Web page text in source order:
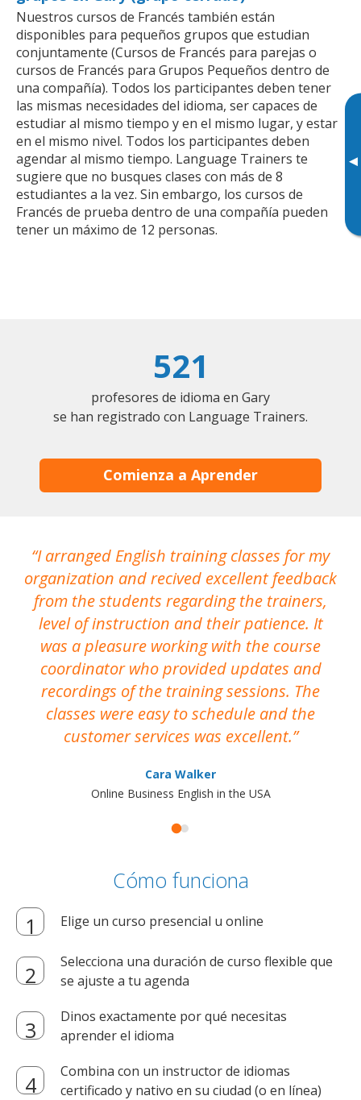
▸
Nuestros cursos de Francés también están
disponibles para pequeños grupos que estudian
conjuntamente (Cursos de Francés para parejas o
cursos de Francés para Grupos Pequeños dentro de
una compañía). Todos los participantes deben tener
las mismas necesidades del idioma, ser capaces de
estudiar al mismo tiempo y en el mismo lugar, y estar
en el mismo nivel. Todos los participantes deben
agendar al mismo tiempo. Language Trainers te
sugiere que no busques clases con más de 8
estudiantes a la vez. Sin embargo, los cursos de
Francés de prueba dentro de una compañía pueden
tener un máximo de 12 personas.
521
profesores de idioma en Gary
se han registrado con Language Trainers.
Comienza a Aprender
I arranged English training classes for my
organization and recived excellent feedback
from the students regarding the trainers,
level of instruction and their patience. It
was a pleasure working with the course
coordinator who provided updates and
recordings of the training sessions. The
classes were easy to schedule and the
customer services was excellent.
Cara Walker
Online Business English in the USA
Cómo funciona
Elige un curso presencial u online
Selecciona una duración de curso flexible que
se ajuste a tu agenda
Dinos exactamente por qué necesitas
aprender el idioma
Combina con un instructor de idiomas
certificado y nativo en su ciudad (o en línea)